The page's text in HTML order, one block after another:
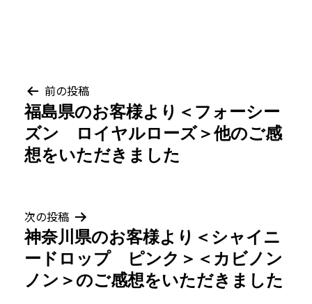
投
稿
ナ
ゲ
ー
シ
前の投稿
福島県のお客様より＜フォーシー
ズン ロイヤルローズ＞他のご感
想をいただきました
次の投稿
神奈川県のお客様より＜シャイニ
ードロップ ピンク＞＜カビノン
ノン＞のご感想をいただきました